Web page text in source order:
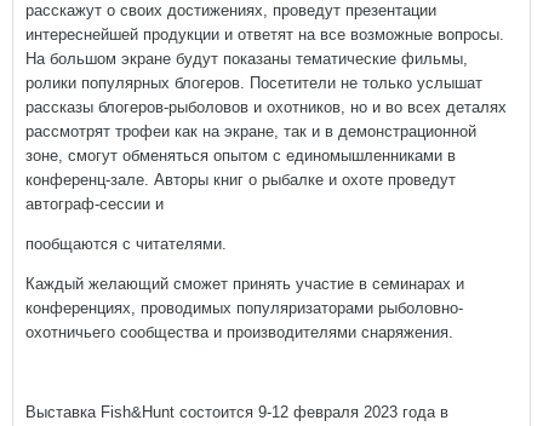
расскажут о своих достижениях, проведут презентации
интереснейшей продукции и ответят на все возможные вопросы.
На большом экране будут показаны тематические фильмы,
ролики популярных блогеров. Посетители не только услышат
рассказы блогеров-рыболовов и охотников, но и во всех деталях
рассмотрят трофеи как на экране, так и в демонстрационной
зоне, смогут обменяться опытом с единомышленниками в
конференц-зале. Авторы книг о рыбалке и охоте проведут
автограф-сессии и
пообщаются с читателями.
Каждый желающий сможет принять участие в семинарах и
конференциях, проводимых популяризаторами рыболовно-
охотничьего сообщества и производителями снаряжения.
Выставка Fish&Hunt состоится 9-12 февраля 2023 года в